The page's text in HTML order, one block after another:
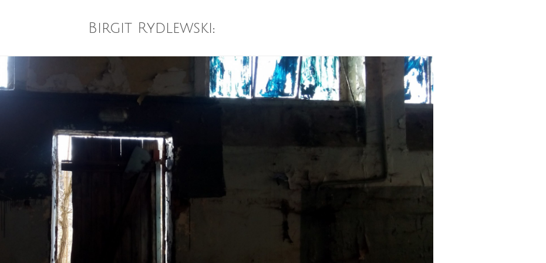
Birgit Rydlewski :